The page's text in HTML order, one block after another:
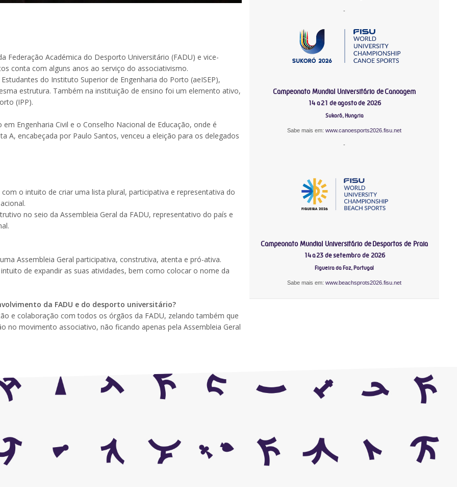
Federação Académica do Desporto Universitário (FADU) e vice-
conta com alguns anos ao serviço do associativismo.
do Instituto Superior de Engenharia do Porto (aeISEP),
estrutura. Também na instituição de ensino foi um elemento ativo,
(IPP).
Engenharia Civil e o Conselho Nacional de Educação, onde é
A, encabeçada por Paulo Santos, venceu a eleição para os delegados
o intuito de criar uma lista plural, participativa e representativa do
no seio da Assembleia Geral da FADU, representativo do país e
Assembleia Geral participativa, construtiva, atenta e pró-ativa.
de expandir as suas atividades, bem como colocar o nome da
da FADU e do desporto universitário?
e colaboração com todos os órgãos da FADU, zelando também que
no movimento associativo, não ficando apenas pela Assembleia Geral
-
Campeonato Mundial Universitário de Canoagem
14 a 21 de agosto de 2026
Sukoró, Hungria
Sabe mais em:www.canoesports2026.fisu.net
-
Campeonato Mundial Universitário de Desportos de Praia
14 a 23 de setembro de 2026
Figueira da Foz, Portugal
Sabe mais em:www.beachsprots2026.fisu.net